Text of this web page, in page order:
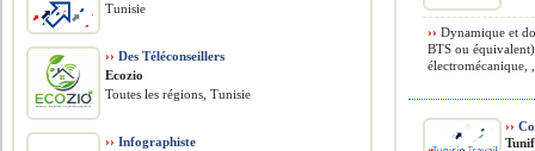
›› Dynamique et
BTS ou
électromécanique,
››
Tunisie
›› Des Téléconseillers
Ecozio
Toutes les régions, Tunisie
›› Infographiste